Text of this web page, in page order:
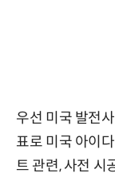
우선 미국 발전
표로 미국 아이
트 관련, 사전 시